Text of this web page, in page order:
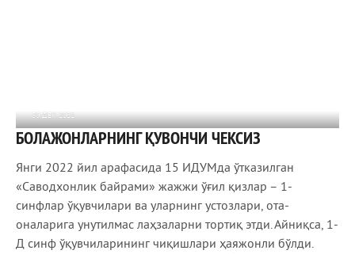
30 ДЕК 2021
1 062 0
БОЛАЖОНЛАРНИНГ ҚУВОНЧИ ЧЕКСИЗ
Янги 2022 йил арафасида 15­ ИДУМда ўтказилган
«Саводхонлик байрами» жажжи ўғил­ қизлар – 1­-
синфлар ўқувчилари ва уларнинг устозлари, ота­-
оналарига унутилмас лаҳзаларни тортиқ этди. Айниқса, 1-
Д синф ўқувчиларининг чиқишлари ҳаяжонли бўлди.